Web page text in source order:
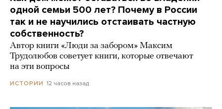
одной семьи 500 лет? Почему в России
так и не научились отстаивать частную
собственность?
Автор книги «Люди за забором» Максим
Трудолюбов советует книги, которые отвечают
на эти вопросы
ИСТОРИИ 12 часов назад